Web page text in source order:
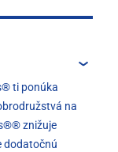
ti ponúka
na
znižuje
dodatočnú